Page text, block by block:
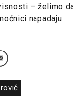
– želimo
napadaju